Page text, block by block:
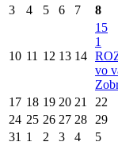
3 4 5 6 7 8
10 11 12 13 14
15
1
vo
17 18 19 20 21 22
24 25 26 27 28 29
31 1 2 3 4 5